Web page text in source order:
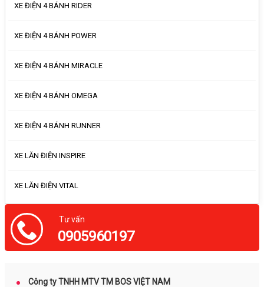
XE ĐIỆN 4 BÁNH RIDER
XE ĐIỆN 4 BÁNH POWER
XE ĐIỆN 4 BÁNH MIRACLE
XE ĐIỆN 4 BÁNH OMEGA
XE ĐIỆN 4 BÁNH RUNNER
XE LĂN ĐIỆN INSPIRE
XE LĂN ĐIỆN VITAL
Tư vấn
0905960197
Công ty TNHH MTV TM BOS VIỆT NAM